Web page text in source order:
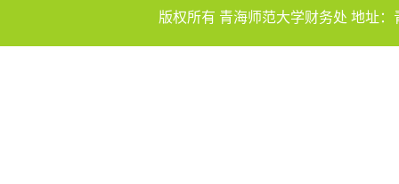
版权所有 青海师范大学财务处 地址